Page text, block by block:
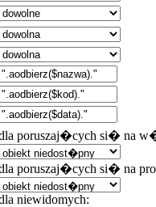
poruszaj�cych si� na
poruszaj�cych si� na
niewidomych: